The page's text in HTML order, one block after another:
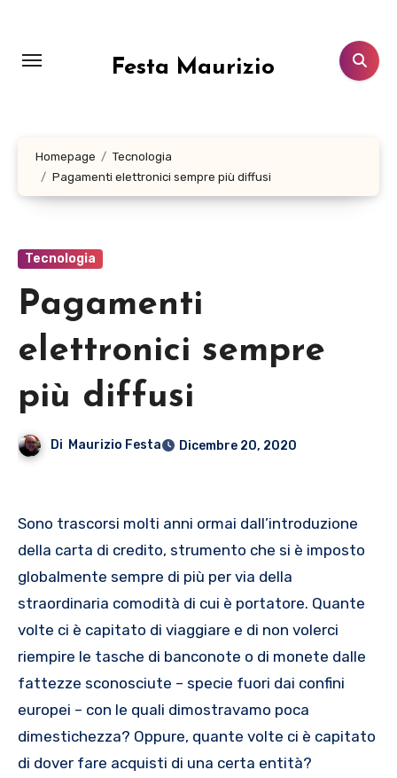
contenuto
Festa Maurizio
Homepage
Tecnologia
Pagamenti elettronici sempre più diffusi
Tecnologia
Pagamenti
elettronici sempre
più diffusi
Di Maurizio Festa Dicembre 20, 2020
Sono trascorsi molti anni ormai dall’introduzione
della carta di credito, strumento che si è imposto
globalmente sempre di più per via della
straordinaria comodità di cui è portatore. Quante
volte ci è capitato di viaggiare e di non volerci
riempire le tasche di banconote o di monete dalle
fattezze sconosciute – specie fuori dai confini
europei – con le quali dimostravamo poca
dimestichezza? Oppure, quante volte ci è capitato
di dover fare acquisti di una certa entità?